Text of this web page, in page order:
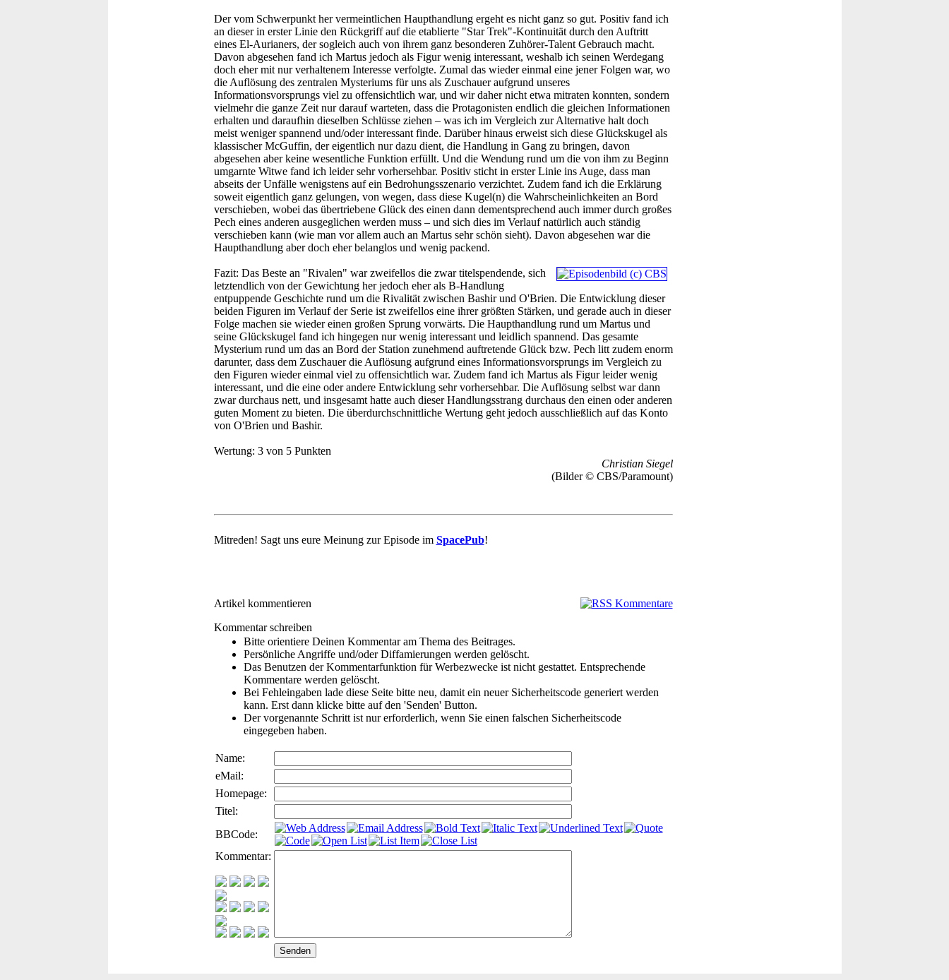
Der vom Schwerpunkt her vermeintlichen Haupthandlung ergeht es nicht ganz so gut. Positiv fand ich
an dieser in erster Linie den Rückgriff auf die etablierte "Star Trek"-Kontinuität durch den Auftritt
eines El-Aurianers, der sogleich auch von ihrem ganz besonderen Zuhörer-Talent Gebrauch macht.
Davon abgesehen fand ich Martus jedoch als Figur wenig interessant, weshalb ich seinen Werdegang
doch eher mit nur verhaltenem Interesse verfolgte. Zumal das wieder einmal eine jener Folgen war, wo
die Auflösung des zentralen Mysteriums für uns als Zuschauer aufgrund unseres
Informationsvorsprungs viel zu offensichtlich war, und wir daher nicht etwa mitraten konnten, sondern
vielmehr die ganze Zeit nur darauf warteten, dass die Protagonisten endlich die gleichen Informationen
erhalten und daraufhin dieselben Schlüsse ziehen – was ich im Vergleich zur Alternative halt doch
meist weniger spannend und/oder interessant finde. Darüber hinaus erweist sich diese Glückskugel als
klassischer McGuffin, der eigentlich nur dazu dient, die Handlung in Gang zu bringen, davon
abgesehen aber keine wesentliche Funktion erfüllt. Und die Wendung rund um die von ihm zu Beginn
umgarnte Witwe fand ich leider sehr vorhersehbar. Positiv sticht in erster Linie ins Auge, dass man
abseits der Unfälle wenigstens auf ein Bedrohungsszenario verzichtet. Zudem fand ich die Erklärung
soweit eigentlich ganz gelungen, von wegen, dass diese Kugel(n) die Wahrscheinlichkeiten an Bord
verschieben, wobei das übertriebene Glück des einen dann dementsprechend auch immer durch großes
Pech eines anderen ausgeglichen werden muss – und sich dies im Verlauf natürlich auch ständig
verschieben kann (wie man vor allem auch an Martus sehr schön sieht). Davon abgesehen war die
Haupthandlung aber doch eher belanglos und wenig packend.
Fazit: Das Beste an "Rivalen" war zweifellos die zwar titelspendende, sich
letztendlich von der Gewichtung her jedoch eher als B-Handlung
entpuppende Geschichte rund um die Rivalität zwischen Bashir und O'Brien. Die Entwicklung dieser
beiden Figuren im Verlauf der Serie ist zweifellos eine ihrer größten Stärken, und gerade auch in dieser
Folge machen sie wieder einen großen Sprung vorwärts. Die Haupthandlung rund um Martus und
seine Glückskugel fand ich hingegen nur wenig interessant und leidlich spannend. Das gesamte
Mysterium rund um das an Bord der Station zunehmend auftretende Glück bzw. Pech litt zudem enorm
darunter, dass dem Zuschauer die Auflösung aufgrund eines Informationsvorsprungs im Vergleich zu
den Figuren wieder einmal viel zu offensichtlich war. Zudem fand ich Martus als Figur leider wenig
interessant, und die eine oder andere Entwicklung sehr vorhersehbar. Die Auflösung selbst war dann
zwar durchaus nett, und insgesamt hatte auch dieser Handlungsstrang durchaus den einen oder anderen
guten Moment zu bieten. Die überdurchschnittliche Wertung geht jedoch ausschließlich auf das Konto
von O'Brien und Bashir.
Wertung: 3 von 5 Punkten
Christian Siegel
(Bilder © CBS/Paramount)
Mitreden! Sagt uns eure Meinung zur Episode im SpacePub!
Artikel kommentieren
Kommentar schreiben
Bitte orientiere Deinen Kommentar am Thema des Beitrages.
Persönliche Angriffe und/oder Diffamierungen werden gelöscht.
Das Benutzen der Kommentarfunktion für Werbezwecke ist nicht gestattet. Entsprechende
Kommentare werden gelöscht.
Bei Fehleingaben lade diese Seite bitte neu, damit ein neuer Sicherheitscode generiert werden
kann. Erst dann klicke bitte auf den 'Senden' Button.
Der vorgenannte Schritt ist nur erforderlich, wenn Sie einen falschen Sicherheitscode
eingegeben haben.
Name:
eMail:
Homepage:
Titel:
BBCode:
Kommentar: